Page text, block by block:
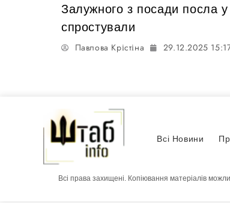
Залужного з посади посла у
спростували
Павлова Крістіна 29.12.2025
Всі Новини
Всі права захищені. Копіювання матеріалів